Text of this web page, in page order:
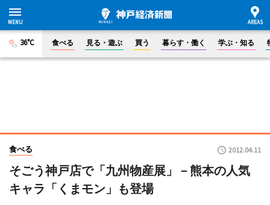
36°C 食べる 見る・遊ぶ 買う 暮らす・働く 学ぶ・知る
食べる 2012.04.11
そごう神戸店で「九州物産展」－熊本の人気
キャラ「くまモン」も登場